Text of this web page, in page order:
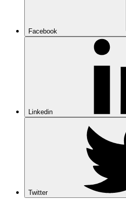
Facebook
Linkedin
Twitter